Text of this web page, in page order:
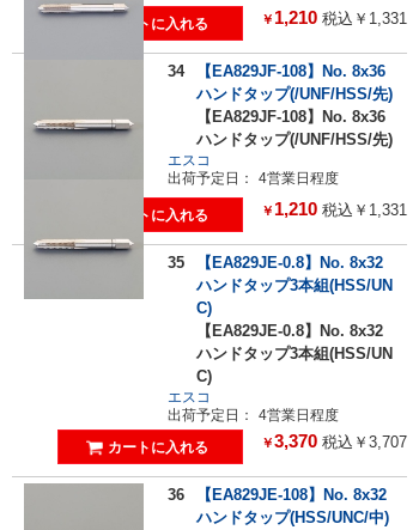
￥ 1,210 税込￥1,331
34
【EA829JF-108】No. 8x36
ハンドタップ(/UNF/HSS/先)
【EA829JF-108】No. 8x36
ハンドタップ(/UNF/HSS/先)
エスコ
出荷予定日：
4営業日程度
￥ 1,210 税込￥1,331
35
【EA829JE-0.8】No. 8x32
ハンドタップ3本組(HSS/UN
C)
【EA829JE-0.8】No. 8x32
ハンドタップ3本組(HSS/UN
C)
エスコ
出荷予定日：
4営業日程度
￥3,370 税込￥3,707
36
【EA829JE-108】No. 8x32
ハンドタップ(HSS/UNC/中)